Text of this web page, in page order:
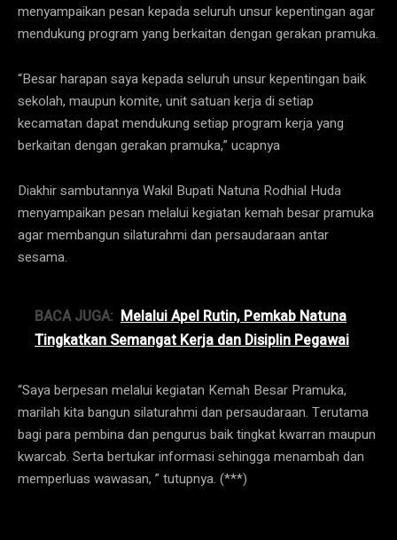
menyampaikan pesan kepada seluruh unsur kepentingan agar
mendukung program yang berkaitan dengan gerakan pramuka.
“Besar harapan saya kepada seluruh unsur kepentingan baik
sekolah, maupun komite, unit satuan kerja di setiap
kecamatan dapat mendukung setiap program kerja yang
berkaitan dengan gerakan pramuka,” ucapnya
Diakhir sambutannya Wakil Bupati Natuna Rodhial Huda
menyampaikan pesan melalui kegiatan kemah besar pramuka
agar membangun silaturahmi dan persaudaraan antar
sesama.
BACA JUGA: Melalui Apel Rutin, Pemkab Natuna
Tingkatkan Semangat Kerja dan Disiplin Pegawai
“Saya berpesan melalui kegiatan Kemah Besar Pramuka,
marilah kita bangun silaturahmi dan persaudaraan. Terutama
bagi para pembina dan pengurus baik tingkat kwarran maupun
kwarcab. Serta bertukar informasi sehingga menambah dan
memperluas wawasan, ” tutupnya. (***)